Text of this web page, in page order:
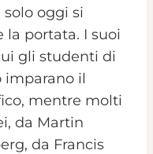
oggi si
portata. I suoi
gli studenti di
il
mentre molti
da Martin
da Francis